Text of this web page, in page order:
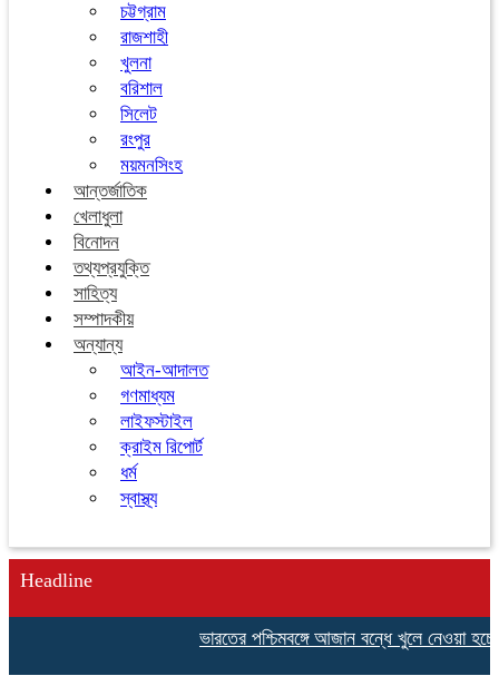
চট্টগ্রাম
রাজশাহী
খুলনা
বরিশাল
সিলেট
রংপুর
ময়মনসিংহ
আন্তর্জাতিক
খেলাধুলা
বিনোদন
তথ্যপ্রযুক্তি
সাহিত্য
সম্পাদকীয়
অন্যান্য
আইন-আদালত
গণমাধ্যম
লাইফস্টাইল
ক্রাইম রিপোর্ট
ধর্ম
স্বাস্থ্য
Headline
ভারতের পশ্চিমবঙ্গে আজান বন্ধে খুলে নেওয়া হচ্ছে